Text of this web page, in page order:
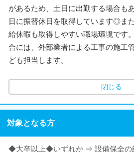
があるため、土日に出勤する場合も
日に振替休日を取得しています◎ま
給休暇も取得しやすい職場環境です
合には、外部業者による工事の施工
ども担当します。
閉じる
対象となる方
◆大卒以上◆いずれか ⇒ 設備保全の